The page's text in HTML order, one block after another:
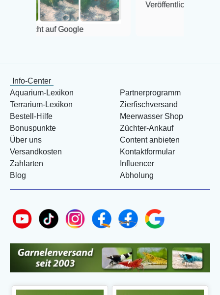
auf Google
Veröffentlicht auf Google
Info-Center
Aquarium-Lexikon
Terrarium-Lexikon
Bestell-Hilfe
Bonuspunkte
Über uns
Versandkosten
Zahlarten
Blog
Partnerprogramm
Zierfischversand
Meerwasser Shop
Züchter-Ankauf
Content anbieten
Kontaktformular
Influencer
Abholung